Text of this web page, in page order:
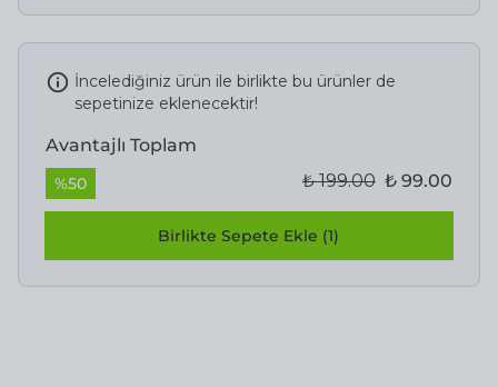
İncelediğiniz ürün ile birlikte bu ürünler de
sepetinize eklenecektir!
Avantajlı Toplam
%50 ₺ 199.00 ₺ 99.00
Birlikte Sepete Ekle (1)